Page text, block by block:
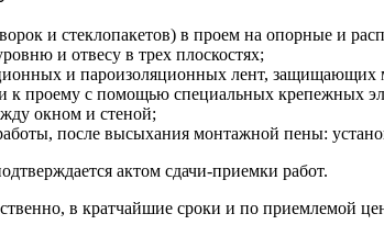
и стеклопакетов) в проем на опорные и
и отвесу в трех плоскостях;
и пароизоляционных лент,
к проему с помощью специальных крепежных
окном и стеной;
после высыхания монтажной пены:
актом сдачи-приемки работ.
в кратчайшие сроки и по приемлемой